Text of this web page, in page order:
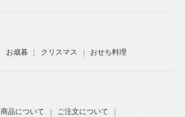
お歳暮 クリスマス おせち料理
商品について ご注文について